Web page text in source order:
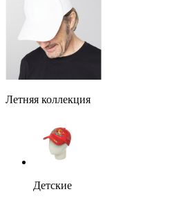
Летняя коллекция
Детские